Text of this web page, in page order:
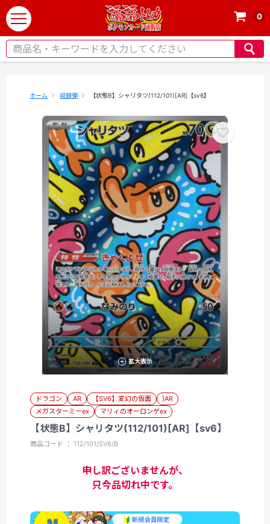
t
o
g
0
ホーム 収録弾 【状態B】シャリタツ(112/101)[AR]【sv6】
拡大表示
ドラゴン AR 【SV6】変幻の仮面
}AR
メガスターミーex
マリィのオーロンゲex
【状態B】シャリタツ(112/101)[AR]【sv6】
商品コード ： 112/101/SV6/B
申し訳ございませんが、
只今品切れ中です。